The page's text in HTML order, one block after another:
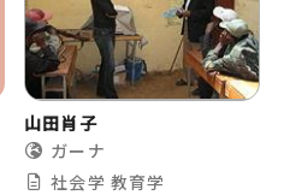
山田肖子
ガーナ
社会学 教育学